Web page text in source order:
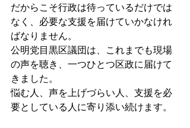
だからこそ行政は待っているだけでは
なく、必要な支援を届けていかなけれ
ばなりません。
公明党目黒区議団は、これまでも現場
の声を聴き、一つひとつ区政に届けて
きました。
悩む人、声を上げづらい人、支援を必
要としている人に寄り添い続けます。